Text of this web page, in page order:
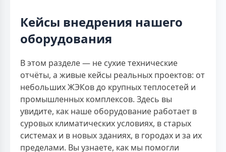
Кейсы внедрения нашего
оборудования
В этом разделе — не сухие технические
отчёты, а живые кейсы реальных проектов: от
небольших ЖЭКов до крупных теплосетей и
промышленных комплексов. Здесь вы
увидите, как наше оборудование работает в
суровых климатических условиях, в старых
системах и в новых зданиях, в городах и за их
пределами. Вы узнаете, как мы помогли